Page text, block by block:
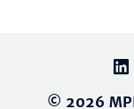
© 2026